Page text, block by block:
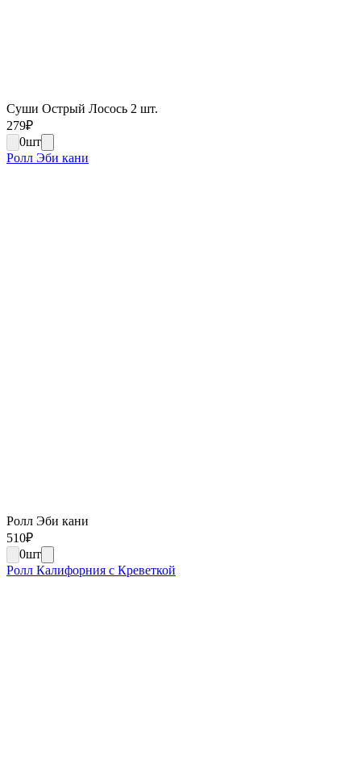
Суши Острый Лосось 2 шт.
279₽
0шт
Ролл Эби кани
Ролл Эби кани
510₽
0шт
Ролл Калифорния с Креветкой